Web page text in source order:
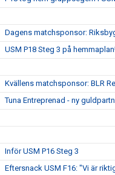
Dagens matchsponsor:
USM P18 Steg 3 på
Kvällens matchsponsor: BLR
Tuna Entreprenad - ny
Inför USM P16 Steg 3
Eftersnack USM F16: "Vi är